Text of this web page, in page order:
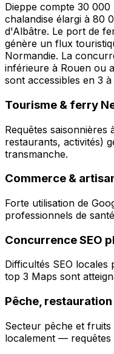
Dieppe compte 30
chalandise élargi à 80
d'Albâtre. Le port de
génère un flux
Normandie. La
inférieure à Rouen ou
sont accessibles en 3
Tourisme & ferry
Requêtes
restaurants, activités)
transmanche.
Commerce &
Forte utilisation de
professionnels de
Concurrence SEO
Difficultés SEO locales
top 3 Maps sont
Pêche,
Secteur pêche et
localement — requêtes